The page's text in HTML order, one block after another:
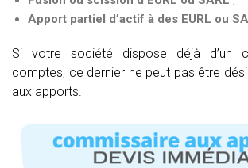
Apport partiel d’actif à des EURL ou
Si votre société dispose déjà d’un
comptes, ce dernier ne peut pas être
aux apports.